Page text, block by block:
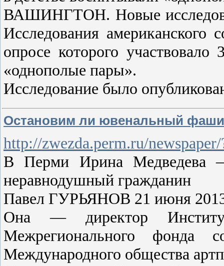
ВАШИНГТОН. Новые
Исследования
опросе которого
«однополые пары».
Исследование было
Остановим ли ювенальный
http://zwezda.perm.ru/
В Перми Ирина Медведева —
неравнодушный гражданин
Павел ГУРЬЯНОВ 21 июня
Она — директор
Межрегионального фонда
Международного общества